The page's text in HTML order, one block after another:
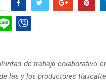
de trabajo colaborativo
las y los productores